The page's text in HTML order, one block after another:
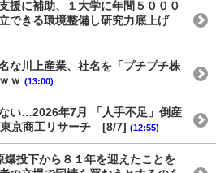
援に補助、１大学に年間５０００
できる環境整備し研究力底上げ
な川上産業、社名を「プチプチ株
ｗ (13:00)
い…2026年7月 「人手不足」倒産
京商工リサーチ [8/7] (12:55)
爆投下から８１年を迎えたことを